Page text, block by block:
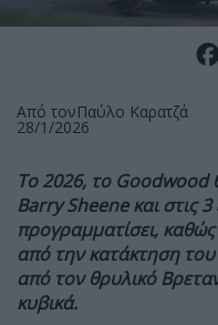
Από τονΠαύλο Καρατζά
28/1/2026
Το 2026, το Goodwood
BarrySheene και στις
προγραμματίσει,
από την κατάκτηση
από τον θρυλικό
κυβικά.